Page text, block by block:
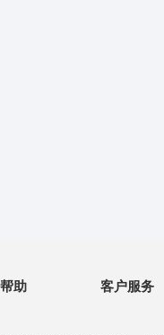
帮助 客户服务